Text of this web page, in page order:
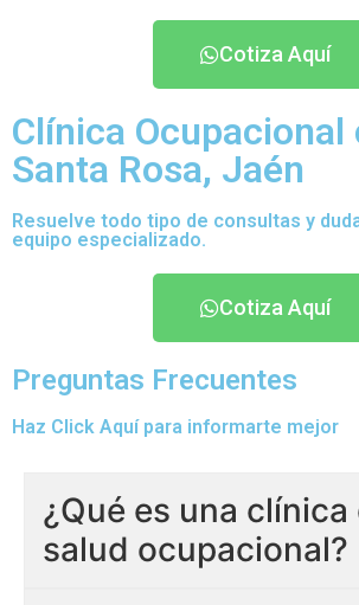
Cotiza Aquí
Clínica Ocupacional
Santa Rosa, Jaén
Resuelve todo tipo de consultas y
equipo especializado.
Cotiza Aquí
Preguntas Frecuentes
Haz Click Aquí para informarte mejor
¿Qué es una clínica
salud ocupacional?